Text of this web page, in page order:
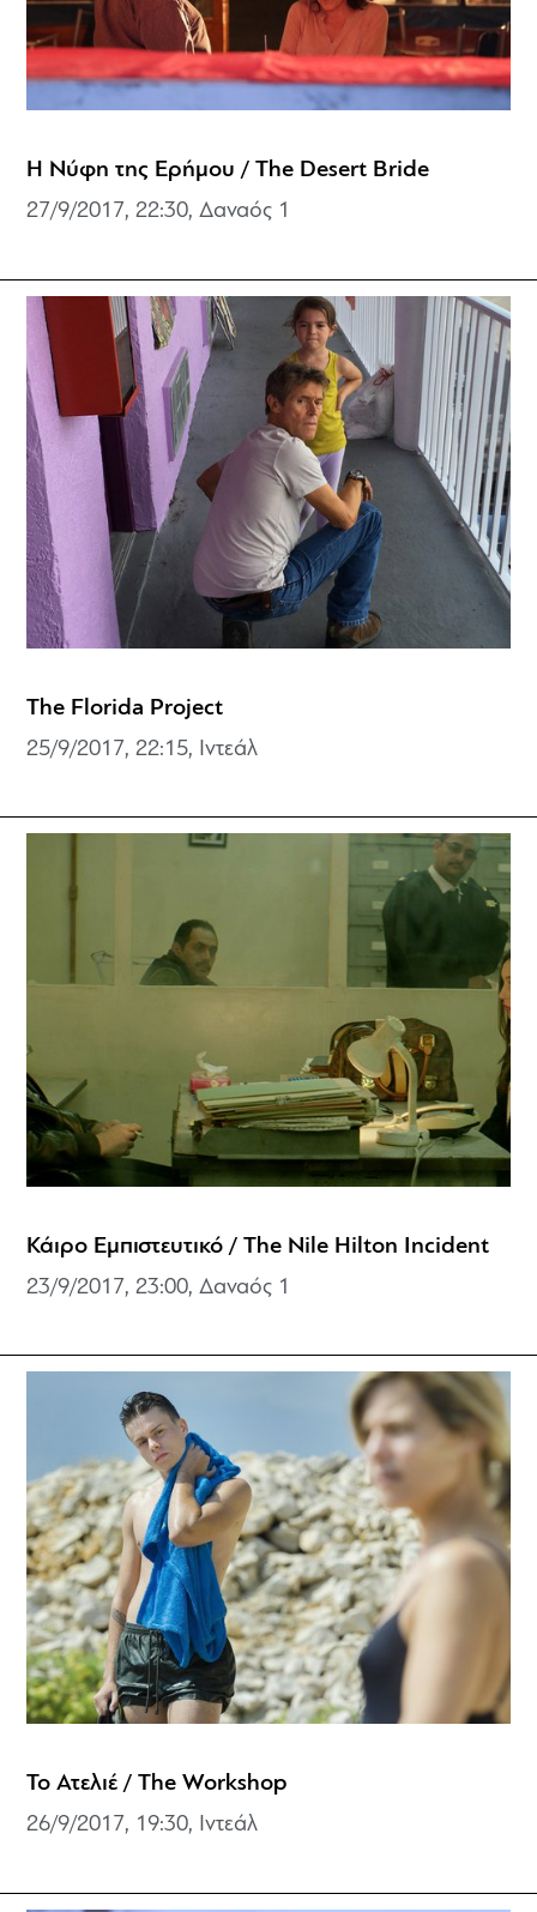
Η Νύφη της Ερήμου / The Desert Bride
27/9/2017, 22:30, Δαναός 1
The Florida Project
25/9/2017, 22:15, Ιντεάλ
Κάιρο Εμπιστευτικό / The Nile Hilton Incident
23/9/2017, 23:00, Δαναός 1
Το Ατελιέ / The Workshop
26/9/2017, 19:30, Ιντεάλ